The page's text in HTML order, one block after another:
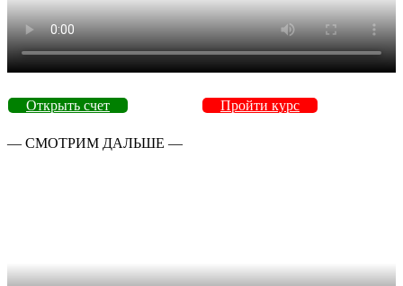
Открыть счет Пройти курс
— СМОТРИМ ДАЛЬШЕ —